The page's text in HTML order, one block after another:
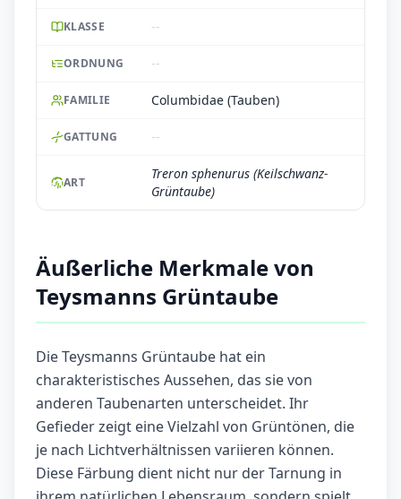
KLASSE --
ORDNUNG --
FAMILIE Columbidae (Tauben)
GATTUNG --
ART
Treron sphenurus (Keilschwanz-
Grüntaube)
Äußerliche Merkmale von
Teysmanns Grüntaube
Die Teysmanns Grüntaube hat ein
charakteristisches Aussehen, das sie von
anderen Taubenarten unterscheidet. Ihr
Gefieder zeigt eine Vielzahl von Grüntönen, die
je nach Lichtverhältnissen variieren können.
Diese Färbung dient nicht nur der Tarnung in